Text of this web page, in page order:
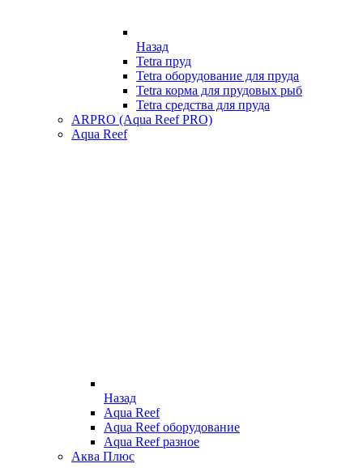
Назад
Tetra пруд
Tetra оборудование для пруда
Tetra корма для прудовых рыб
Tetra средства для пруда
ARPRO (Aqua Reef PRO)
Aqua Reef
Назад
Aqua Reef
Aqua Reef оборудование
Aqua Reef разное
Аква Плюс